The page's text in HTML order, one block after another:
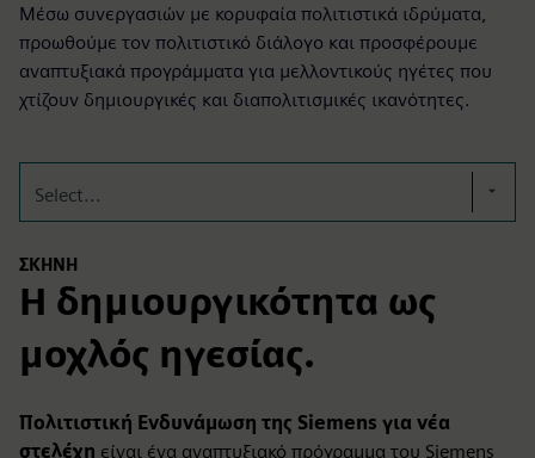
Μέσω συνεργασιών με κορυφαία πολιτιστικά ιδρύματα,
προωθούμε τον πολιτιστικό διάλογο και προσφέρουμε
αναπτυξιακά προγράμματα για μελλοντικούς ηγέτες που
χτίζουν δημιουργικές και διαπολιτισμικές ικανότητες.
Select...
ΣΚΗΝΉ
Η δημιουργικότητα ως
μοχλός ηγεσίας.
Πολιτιστική Ενδυνάμωση της Siemens για νέα
στελέχη είναι ένα αναπτυξιακό πρόγραμμα του Siemens